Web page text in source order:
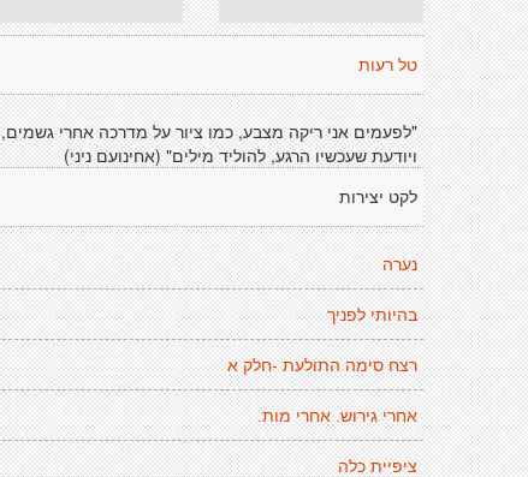
טל רעות
"לפעמים אני ריקה מצבע, כמו ציור על מדרכה אחרי גשמים,
ויודעת שעכשיו הרגע, להוליד מילים" (אחינועם ניני)
לקט יצירות
נערה
בהיותי לפניך
רצח סימה התולעת -חלק א
אחרי גירוש. אחרי מות.
ציפיית כלה